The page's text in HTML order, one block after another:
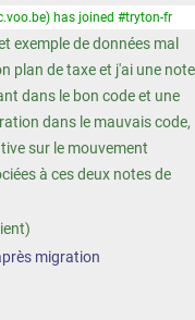
has joined #tryton-fr
exemple de données mal
plan de taxe et j'ai une note
dans le bon code et une
dans le mauvais code,
sur le mouvement
à ces deux notes de
migration